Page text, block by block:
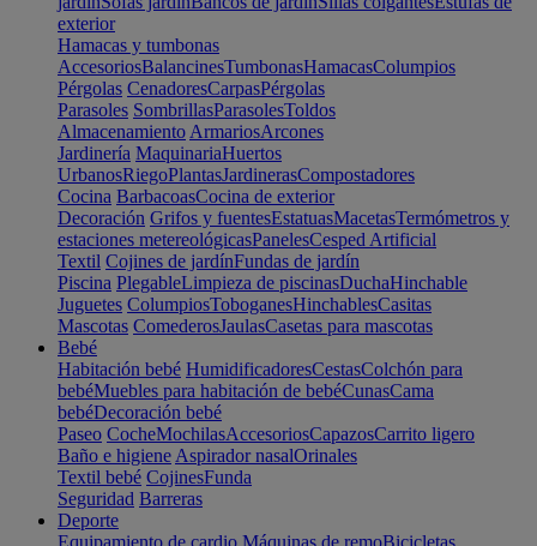
exterior
Hamacas y tumbonas
AccesoriosBalancinesTumbonasHamacasColumpios
Pérgolas CenadoresCarpasPérgolas
Parasoles SombrillasParasolesToldos
Almacenamiento ArmariosArcones
Jardinería MaquinariaHuertos
UrbanosRiegoPlantasJardinerasCompostadores
Cocina BarbacoasCocina de exterior
Decoración Grifos y fuentesEstatuasMacetasTermómetros y
estaciones metereológicasPanelesCesped Artificial
Textil Cojines de jardínFundas de jardín
Piscina PlegableLimpieza de piscinasDuchaHinchable
Juguetes ColumpiosToboganesHinchablesCasitas
Mascotas ComederosJaulasCasetas para mascotas
Bebé
Habitación bebé HumidificadoresCestasColchón para
bebéMuebles para habitación de bebéCunasCama
bebéDecoración bebé
Paseo CocheMochilasAccesoriosCapazosCarrito ligero
Baño e higiene Aspirador nasalOrinales
Textil bebé CojinesFunda
Seguridad Barreras
Deporte
Equipamiento de cardio Máquinas de remoBicicletas